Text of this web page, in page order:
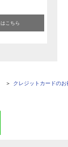
こちら
クレジットカードの